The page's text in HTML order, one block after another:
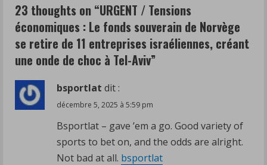
e
R
e
a
d
23 thoughts on “URGENT / Tensions
économiques : Le fonds souverain de Norvège
se retire de 11 entreprises israéliennes, créant
une onde de choc à Tel-Aviv”
bsportlat dit :
décembre 5, 2025 à 5:59 pm
Bsportlat – gave ’em a go. Good variety of
sports to bet on, and the odds are alright.
Not bad at all. bsportlat